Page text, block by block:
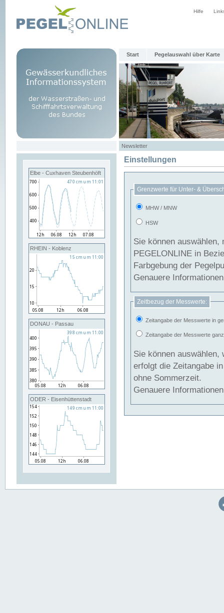
Hilfe
Start Pegelauswahl über Karte
Newsletter
Elbe - Cuxhaven Steubenhöft
RHEIN - Koblenz
DONAU - Passau
ODER - Eisenhüttenstadt
Einstellungen
Grenzwerte für Unter- &
MHW / MNW
HSW
Sie können
PEGELONLINE in Beziehung
Farbgebung der
Genauere
Zeitbezug der Messwerte:
Zeitangabe der Messwerte in
Zeitangabe der Messwerte
Sie können auswählen,
erfolgt die Zeitangabe
ohne Sommerzeit.
Genauere